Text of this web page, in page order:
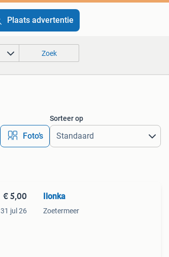
Plaats advertentie
Zoek
Foto’s
Sorteer op
€ 5,00
31 jul 26
Ilonka
Zoetermeer